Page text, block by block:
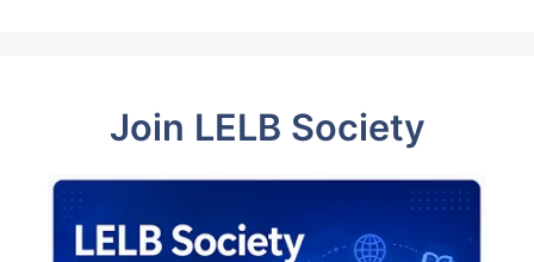
Join LELB Society